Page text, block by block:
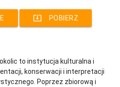
system_update_alt POBIERZ
to instytucja kulturalna i
konserwacji i interpretacji
Poprzez zbiorową i